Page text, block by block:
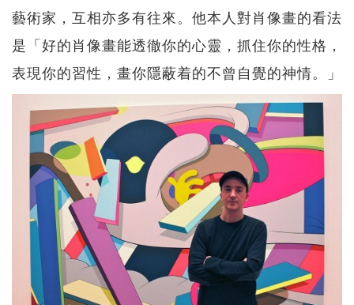
藝術家，互相亦多有往來。他本人對肖像畫的看法
是「好的肖像畫能透徹你的心靈，抓住你的性格，
表現你的習性，畫你隱蔽着的不曾自覺的神情。」